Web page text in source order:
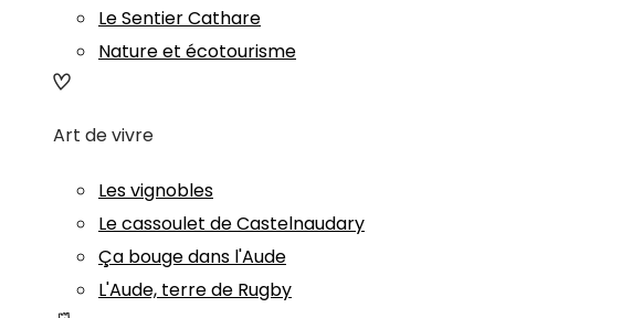
Le Sentier Cathare
Nature et écotourisme
Art de vivre
Les vignobles
Le cassoulet de Castelnaudary
Ça bouge dans l'Aude
L'Aude, terre de Rugby